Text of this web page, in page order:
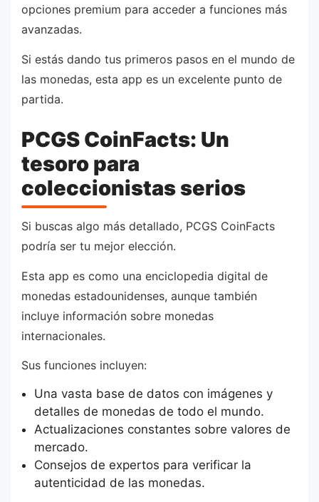
opciones premium para acceder a funciones más
avanzadas.
Si estás dando tus primeros pasos en el mundo de
las monedas, esta app es un excelente punto de
partida.
PCGS CoinFacts: Un
tesoro para
coleccionistas serios
Si buscas algo más detallado, PCGS CoinFacts
podría ser tu mejor elección.
Esta app es como una enciclopedia digital de
monedas estadounidenses, aunque también
incluye información sobre monedas
internacionales.
Sus funciones incluyen:
Una vasta base de datos con imágenes y
detalles de monedas de todo el mundo.
Actualizaciones constantes sobre valores de
mercado.
Consejos de expertos para verificar la
autenticidad de las monedas.